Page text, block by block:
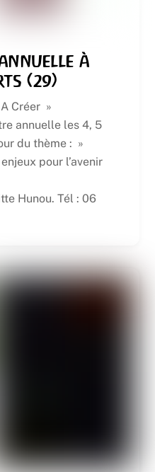
à
(29)
Créer »
annuelle les 4, 5
du thème : »
pour l’avenir
Hunou. Tél : 06